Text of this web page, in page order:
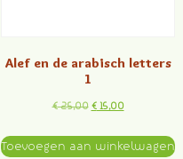
Alef en de arabisch letters
1
€25,00 €15,00
Toevoegen aan winkelwagen